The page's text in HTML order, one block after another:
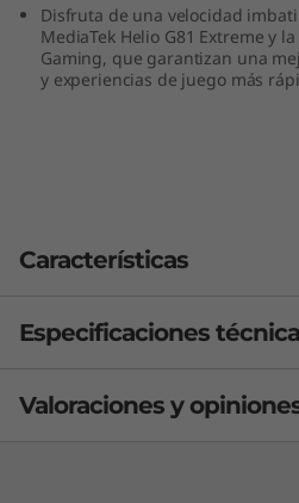
Disfruta de una velocidad
MediaTek Helio G81 Extreme y
Gaming, que garantizan una
y experiencias de juego más
Características
Especificaciones
Rendimiento
Valoraciones y